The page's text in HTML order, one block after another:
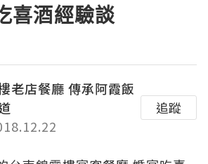
喜酒經驗談
老店餐廳 傳承阿霞飯
追蹤